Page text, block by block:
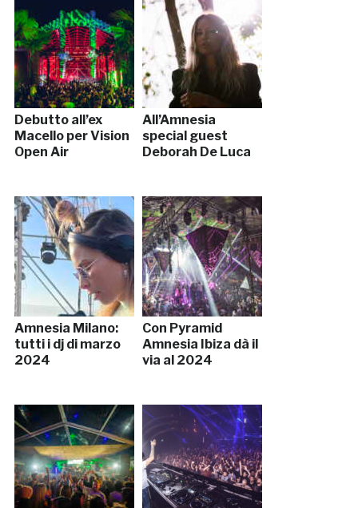
Debutto all’ex
Macello per Vision
Open Air
All’Amnesia
special guest
Deborah De Luca
Amnesia Milano:
tutti i dj di marzo
2024
Con Pyramid
Amnesia Ibiza dà il
via al 2024